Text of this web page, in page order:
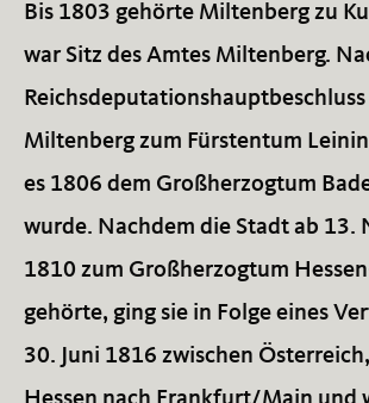
Bis 1803 gehörte Miltenberg zu
war Sitz des Amtes Miltenberg.
Reichsdeputationshauptbeschluss
Miltenberg zum Fürstentum
es 1806 dem Großherzogtum
wurde. Nachdem die Stadt ab 13.
1810 zum Großherzogtum
gehörte, ging sie in Folge eines
30. Juni 1816 zwischen